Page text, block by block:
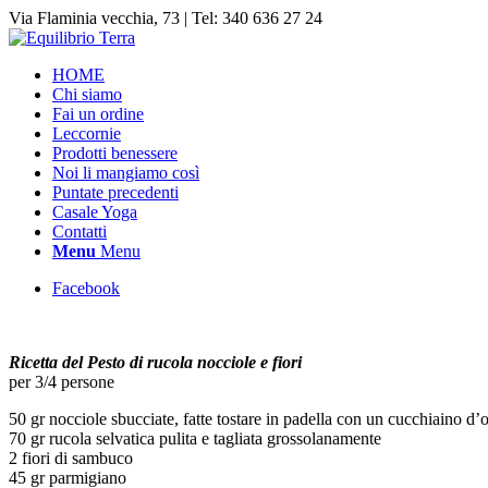
Via Flaminia vecchia, 73 | Tel: 340 636 27 24
HOME
Chi siamo
Fai un ordine
Leccornie
Prodotti benessere
Noi li mangiamo così
Puntate precedenti
Casale Yoga
Contatti
Menu Menu
Facebook
Ricetta del Pesto di rucola nocciole e fiori
per 3/4 persone
50 gr nocciole sbucciate, fatte tostare in padella con un cucchiaino
70 gr rucola selvatica pulita e tagliata grossolanamente
2 fiori di sambuco
45 gr parmigiano